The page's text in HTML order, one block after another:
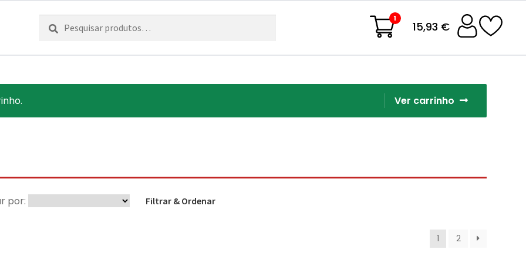
Pesquisar
por:
Pesquisa 1
15,93 €
Ver carrinho
por: Filtrar & Ordenar
1 2